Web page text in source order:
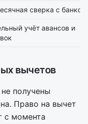
сверка с банком
учёт авансов и
вычетов
получены
Право на вычет
с момента